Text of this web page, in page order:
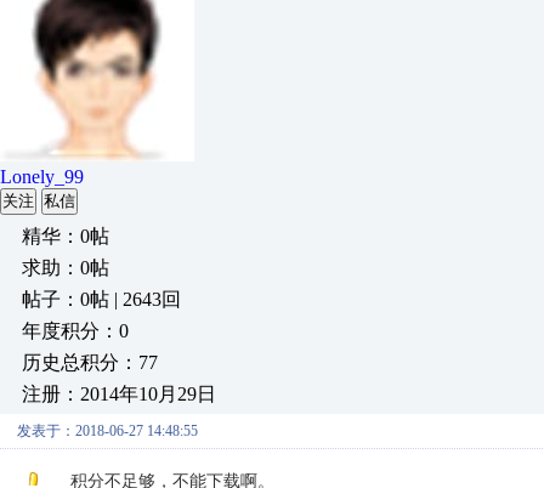
Lonely_99
关注 私信
精华：0帖
求助：0帖
帖子：0帖 | 2643回
年度积分：0
历史总积分：77
注册：2014年10月29日
发表于：2018-06-27 14:48:55
积分不足够，不能下载啊。